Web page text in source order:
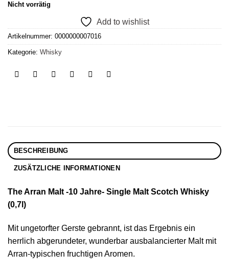
Nicht vorrätig
Add to wishlist
Artikelnummer: 0000000007016
Kategorie: Whisky
BESCHREIBUNG
ZUSÄTZLICHE INFORMATIONEN
The Arran Malt -10 Jahre- Single Malt Scotch Whisky
(0,7l)
Mit ungetorfter Gerste gebrannt, ist das Ergebnis ein
herrlich abgerundeter, wunderbar ausbalancierter Malt mit
Arran-typischen fruchtigen Aromen.